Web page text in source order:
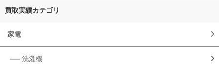
買取実績カテゴリ
家電
洗濯機